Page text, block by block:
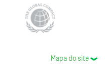
Mapa do site